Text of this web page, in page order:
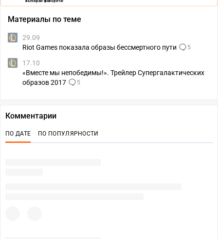
Материалы по теме
29.09
Riot Games показала образы бессмертного пути
5
17.10
«Вместе мы непобедимы!». Трейлер Супергалактических
образов 2017
5
Комментарии
ПО ДАТЕ ПО ПОПУЛЯРНОСТИ